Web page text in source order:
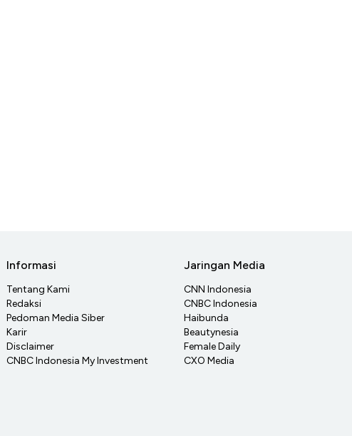
Informasi
Tentang Kami
Redaksi
Pedoman Media Siber
Karir
Disclaimer
CNBC Indonesia My Investment
Jaringan Media
CNN Indonesia
CNBC Indonesia
Haibunda
Beautynesia
Female Daily
CXO Media